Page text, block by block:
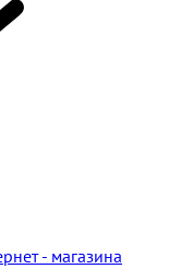
- магазина